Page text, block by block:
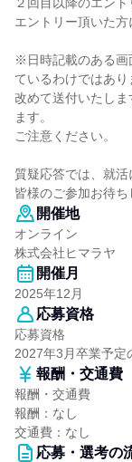
エントリー頂いた方
※日時記載のある画
ているわけではあり
改めて送付いたし
ます。
ご注意ください。
質疑応答では、就活
皆様のご参加お待ち
開催地
オンライン
株式会社ヒマラヤ
開催月
2025年12月
応募資格
応募資格
2027年3月卒業予定
報酬・交通費
報酬・交通費
報酬：なし
交通費：なし
応募・選考の